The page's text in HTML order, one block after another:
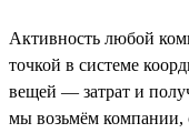
Активность любой
точкой в системе
вещей — затрат и
мы возьмём компании,